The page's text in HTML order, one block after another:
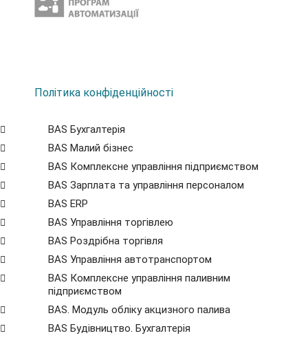
Політика конфіденційності
BAS Бухгалтерія
BAS Малий бізнес
BAS Комплексне управління підприємством
BAS Зарплата та управління персоналом
BAS ERP
BAS Управління торгівлею
BAS Роздрібна торгівля
BAS Управління автотранспортом
BAS Комплексне управління паливним
підприємством
BAS. Модуль обліку акцизного палива
BAS Будівництво. Бухгалтерія